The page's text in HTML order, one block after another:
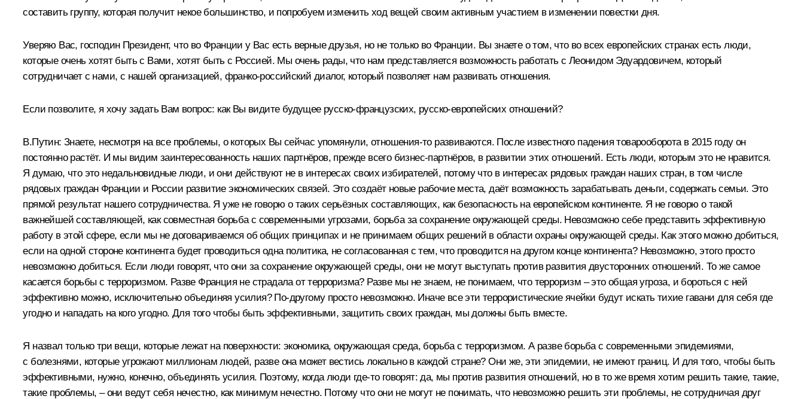
составить группу, которая получит некое большинство, и попробуем изменить ход вещей своим активным участием в изменении повестки дня.
Уверяю Вас, господин Президент, что во Франции у Вас есть верные друзья, но не только во Франции. Вы знаете о том, что во всех европейских странах есть люди,
которые очень хотят быть с Вами, хотят быть с Россией. Мы очень рады, что нам представляется возможность работать с Леонидом Эдуардовичем, который
сотрудничает с нами, с нашей организацией, франко-российский диалог, который позволяет нам развивать отношения.
Если позволите, я хочу задать Вам вопрос: как Вы видите будущее русско-французских, русско-европейских отношений?
В.Путин: Знаете, несмотря на все проблемы, о которых Вы сейчас упомянули, отношения‑то развиваются. После известного падения товарооборота в 2015 году он
постоянно растёт. И мы видим заинтересованность наших партнёров, прежде всего бизнес‑партнёров, в развитии этих отношений. Есть люди, которым это не нравится.
Я думаю, что это недальновидные люди, и они действуют не в интересах своих избирателей, потому что в интересах рядовых граждан наших стран, в том числе
рядовых граждан Франции и России развитие экономических связей. Это создаёт новые рабочие места, даёт возможность зарабатывать деньги, содержать семьи. Это
прямой результат нашего сотрудничества. Я уже не говорю о таких серьёзных составляющих, как безопасность на европейском континенте. Я не говорю о такой
важнейшей составляющей, как совместная борьба с современными угрозами, борьба за сохранение окружающей среды. Невозможно себе представить эффективную
работу в этой сфере, если мы не договариваемся об общих принципах и не принимаем общих решений в области охраны окружающей среды. Как этого можно добиться,
если на одной стороне континента будет проводиться одна политика, не согласованная с тем, что проводится на другом конце континента? Невозможно, этого просто
невозможно добиться. Если люди говорят, что они за сохранение окружающей среды, они не могут выступать против развития двусторонних отношений. То же самое
касается борьбы с терроризмом. Разве Франция не страдала от терроризма? Разве мы не знаем, не понимаем, что терроризм – это общая угроза, и бороться с ней
эффективно можно, исключительно объединяя усилия? По-другому просто невозможно. Иначе все эти террористические ячейки будут искать тихие гавани для себя где
угодно и нападать на кого угодно. Для того чтобы быть эффективными, защитить своих граждан, мы должны быть вместе.
Я назвал только три вещи, которые лежат на поверхности: экономика, окружающая среда, борьба с терроризмом. А разве борьба с современными эпидемиями,
с болезнями, которые угрожают миллионам людей, разве она может вестись локально в каждой стране? Они же, эти эпидемии, не имеют границ. И для того, чтобы быть
эффективными, нужно, конечно, объединять усилия. Поэтому, когда люди где‑то говорят: да, мы против развития отношений, но в то же время хотим решить такие, такие,
такие проблемы, – они ведут себя нечестно, как минимум нечестно. Потому что они не могут не понимать, что невозможно решить эти проблемы, не сотрудничая друг